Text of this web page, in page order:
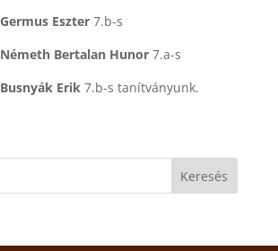
Germus Eszter7.b-s
Németh Bertalan Hunor7.a-s
Busnyák Erik7.b-s tanítványunk.